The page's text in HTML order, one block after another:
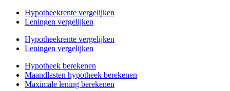
Hypotheekrente vergelijken
Leningen vergelijken
Hypotheekrente vergelijken
Leningen vergelijken
Hypotheek berekenen
Maandlasten hypotheek berekenen
Maximale lening berekenen